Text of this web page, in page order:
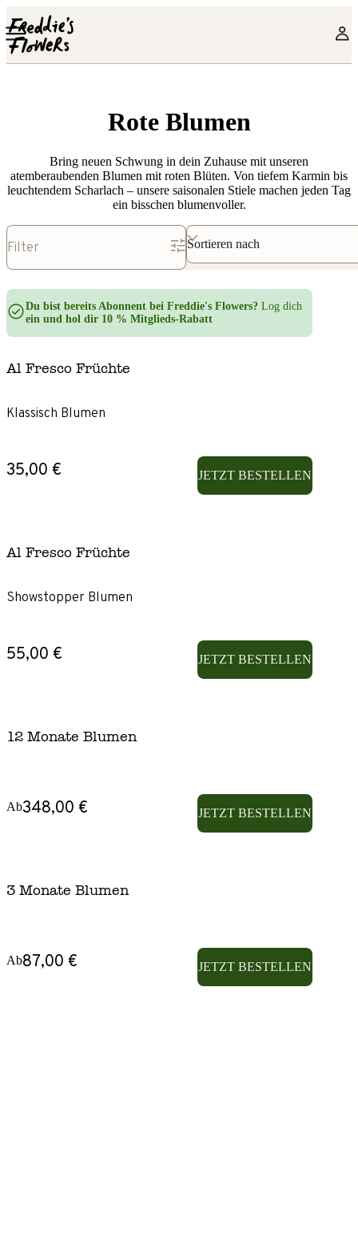
Skip to main content
Rote Blumen
Bring neuen Schwung in dein Zuhause mit unseren
atemberaubenden Blumen mit roten Blüten. Von tiefem Karmin bis
leuchtendem Scharlach – unsere saisonalen Stiele machen jeden Tag
ein bisschen blumenvoller.
Filter Sortieren nach
Du bist bereits Abonnent bei Freddie's Flowers? Log dich
ein und hol dir 10 % Mitglieds-Rabatt
Al Fresco Früchte
Klassisch Blumen
35,00 € JETZT BESTELLEN
Al Fresco Früchte
Showstopper Blumen
55,00 € JETZT BESTELLEN
12 Monate Blumen
Ab348,00 € JETZT BESTELLEN
3 Monate Blumen
Ab87,00 € JETZT BESTELLEN